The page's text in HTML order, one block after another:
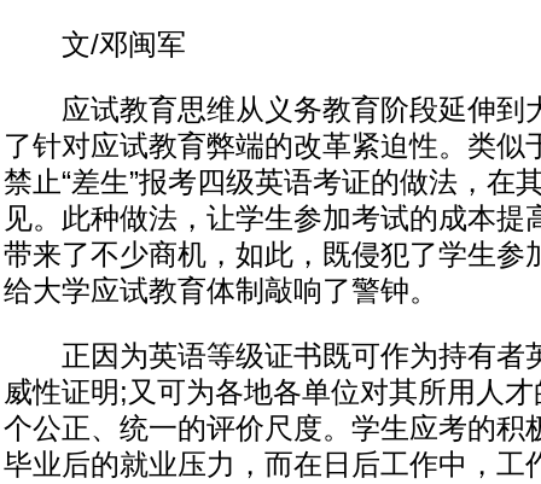
文/邓闽军
应试教育思维从义务教育阶段延伸到
了针对应试教育弊端的改革紧迫性。类似
禁止“差生”报考四级英语考证的做法，在
见。此种做法，让学生参加考试的成本提
带来了不少商机，如此，既侵犯了学生参
给大学应试教育体制敲响了警钟。
正因为英语等级证书既可作为持有者
威性证明;又可为各地各单位对其所用人
个公正、统一的评价尺度。学生应考的积
毕业后的就业压力，而在日后工作中，工